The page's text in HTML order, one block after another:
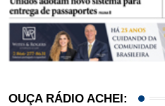
OUÇA RÁDIO ACHEI: